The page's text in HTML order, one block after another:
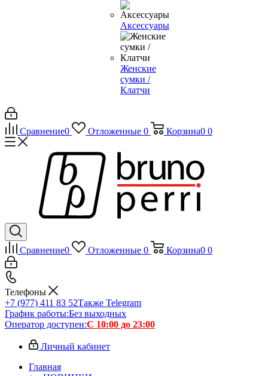
Аксессуары
Женские
сумки /
Клатчи
Сравнение0 Отложенные 0 Корзина0 0
Сравнение0 Отложенные 0 Корзина0 0
Телефоны
+7 (977) 411 83 52Также Telegram
График работы:Без выходных
Оператор доступен:С 10:00 до 23:00
Личный кабинет
Главная